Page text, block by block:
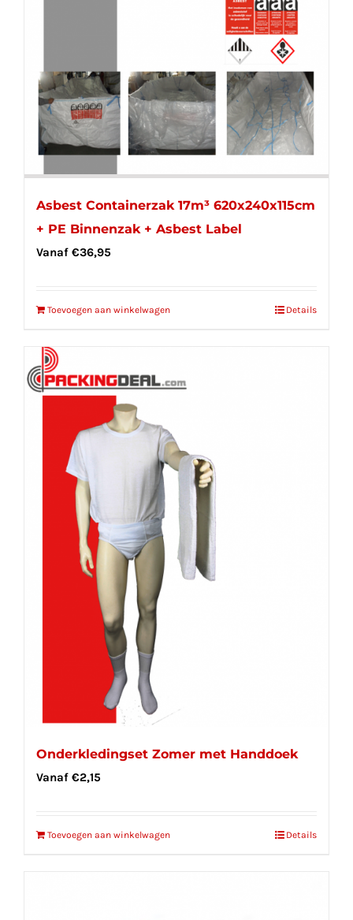
Asbest Containerzak 17m³ 620x240x115cm
+ PE Binnenzak + Asbest Label
Vanaf €36,95
Toevoegen aan winkelwagen Details
Onderkledingset Zomer met Handdoek
Vanaf €2,15
Toevoegen aan winkelwagen Details